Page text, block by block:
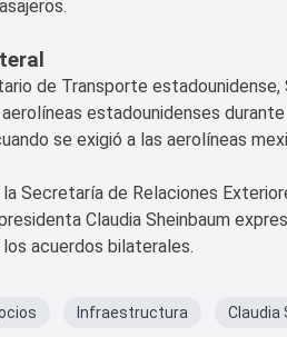
de Transporte
estadounidenses
se exigió a las aerolíneas
Secretaría de Relaciones
Claudia Sheinbaum
acuerdos bilaterales.
Infraestructura Claudia